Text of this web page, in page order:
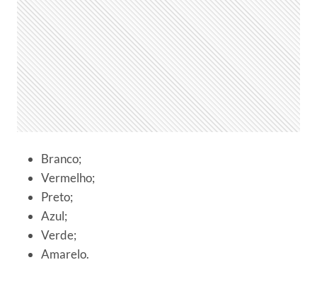
Branco;
Vermelho;
Preto;
Azul;
Verde;
Amarelo.